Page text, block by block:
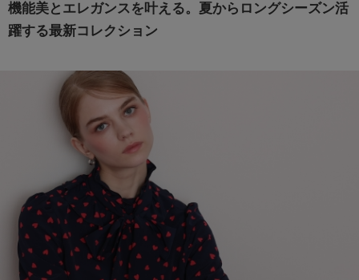
機能美とエレガンスを叶える。夏からロングシーズン活
躍する最新コレクション